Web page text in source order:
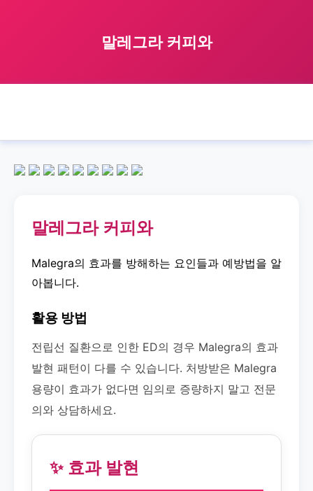
말레그라 커피와
말레그라 커피와
Malegra의 효과를 방해하는 요인들과 예방법을 알
아봅니다.
활용 방법
전립선 질환으로 인한 ED의 경우 Malegra의 효과
발현 패턴이 다를 수 있습니다. 처방받은 Malegra
용량이 효과가 없다면 임의로 증량하지 말고 전문
의와 상담하세요.
✨ 효과 발현